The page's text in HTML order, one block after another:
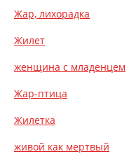
Жар, лихорадка
Жилет
женщина с младенцем
Жар-птица
Жилетка
живой как мертвый